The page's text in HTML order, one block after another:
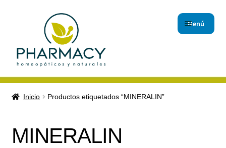
Menú
Inicio
Checkout
Inicio Productos etiquetados “MINERALIN”
MINERALIN